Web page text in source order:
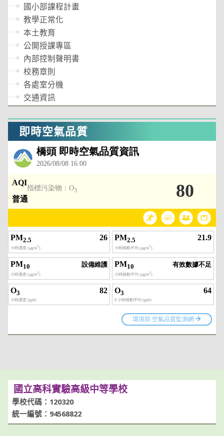
國小部課程計畫
教學正常化
本土教育
公開授課專區
內部控制聲明書
校務章則
各處室分機
交通資訊
即時空氣品質
國立高科實驗高級中等學校
學校代碼：120320
統一編號：94568822